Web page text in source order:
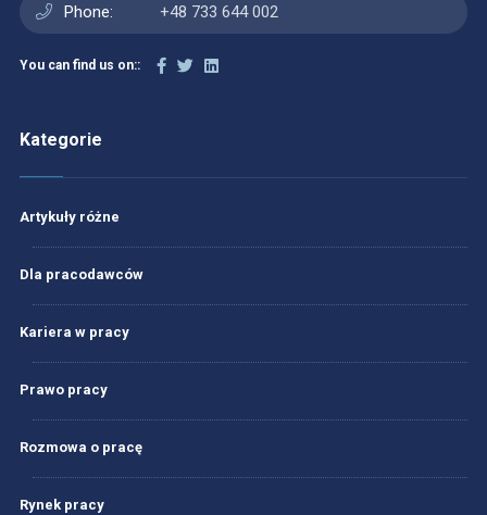
Phone: +48 733 644 002
You can find us on::
Kategorie
Artykuły różne
Dla pracodawców
Kariera w pracy
Prawo pracy
Rozmowa o pracę
Rynek pracy